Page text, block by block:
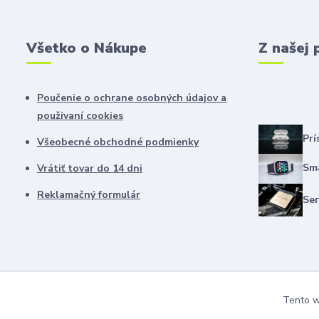
Všetko o Nákupe
Poučenie o ochrane osobných údajov a
použivaní cookies
Všeobecné obchodné podmienky
Vrátiť tovar do 14 dni
Reklamačný formulár
Z našej
Tento